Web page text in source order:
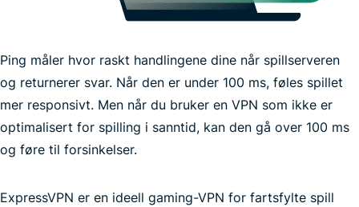
Ping måler hvor raskt handlingene dine når spillserveren
og returnerer svar. Når den er under 100 ms, føles spillet
mer responsivt. Men når du bruker en VPN som ikke er
optimalisert for spilling i sanntid, kan den gå over 100 ms
og føre til forsinkelser.
ExpressVPN er en ideell gaming-VPN for fartsfylte spill
raskest mulig